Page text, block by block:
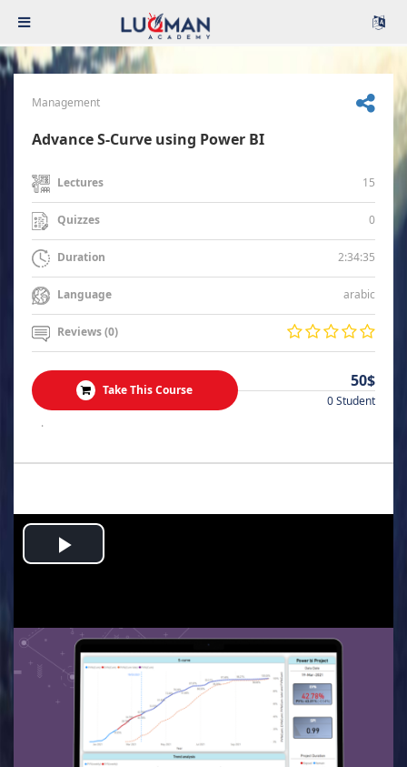
Management
Advance S-Curve using Power BI
Lectures 15
Quizzes 0
Duration 2:34:35
Language arabic
Reviews (0)
Take This Course 50$
0 Student
.
Play